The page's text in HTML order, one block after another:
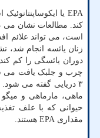
EPA یا ایکوساپنتانوئیک اسید، اسید چربی است که
است، می تواند علائم
چرب و جلبک یافت می
ماهی، مارماهی و
حیوانی که با علف
مقداری EPA هستند.